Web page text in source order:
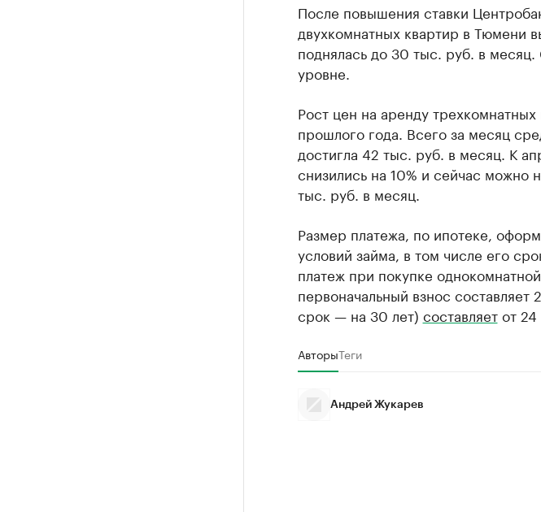
После повышения ставки
двухкомнатных квартир в Тюмени
поднялась до 30 тыс. руб. в
уровне.
Рост цен на аренду трехкомнатных
прошлого года. Всего за месяц
достигла 42 тыс. руб. в месяц. К
снизились на 10% и сейчас можно
тыс. руб. в месяц.
Размер платежа, по ипотеке,
условий займа, в том числе его
платеж при покупке
первоначальный взнос
срок — на 30 лет) составляетот 24
АвторыТеги
Андрей Жукарев